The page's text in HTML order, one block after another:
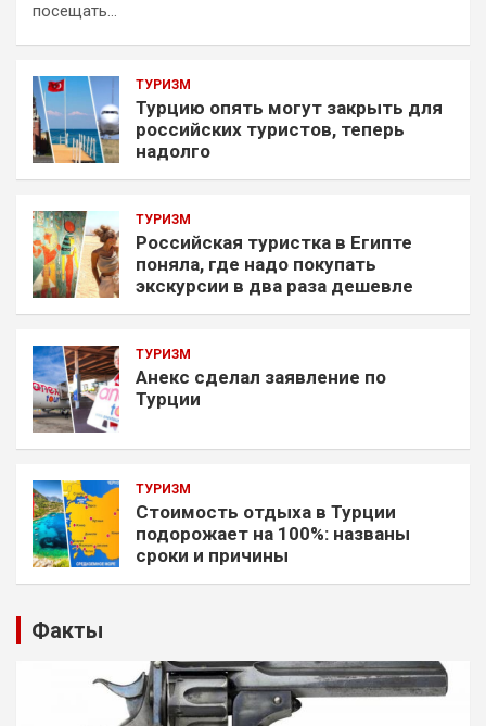
посещать…
ТУРИЗМ
Турцию опять могут закрыть для
российских туристов, теперь
надолго
ТУРИЗМ
Российская туристка в Египте
поняла, где надо покупать
экскурсии в два раза дешевле
ТУРИЗМ
Анекс сделал заявление по
Турции
ТУРИЗМ
Стоимость отдыха в Турции
подорожает на 100%: названы
сроки и причины
Факты